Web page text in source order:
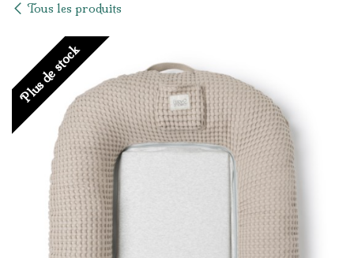
Tous les produits
Plus de stock